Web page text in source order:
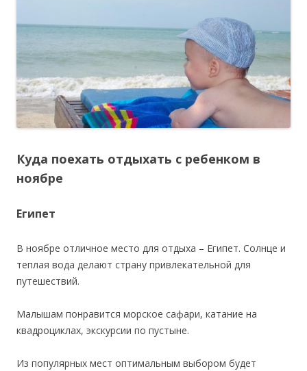
Куда поехать отдыхать с ребенком в
ноябре
Египет
В ноябре отличное место для отдыха – Египет. Солнце и
теплая вода делают страну привлекательной для
путешествий.
Малышам понравится морское сафари, катание на
квадроциклах, экскурсии по пустыне.
Из популярных мест оптимальным выбором будет